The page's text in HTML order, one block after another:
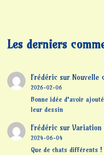
Les derniers
Frédéricsur Nouvelle
2026-02-06
Bonne idée d'avoir
leur dessin
Frédéricsur Variation
2024-06-04
Que de chats différents